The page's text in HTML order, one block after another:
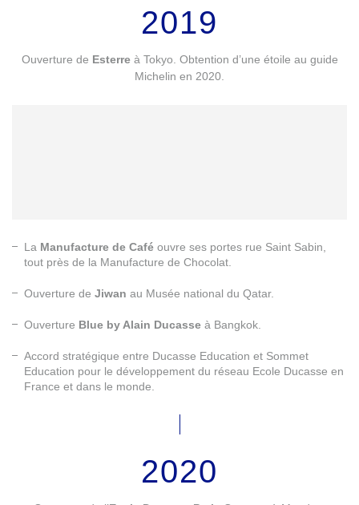
2019
Ouverture de Esterreà Tokyo. Obtention d’une étoile au guide
Michelin en 2020.
La Manufacture de Café ouvre ses portes rue Saint Sabin,
tout près de la Manufacture de Chocolat.
Ouverture de Jiwan au Musée national du Qatar.
Ouverture Blue by Alain Ducasse à Bangkok.
Accord stratégique entre Ducasse Education et Sommet
Education pour le développement du réseau Ecole Ducasse en
France et dans le monde.
2020